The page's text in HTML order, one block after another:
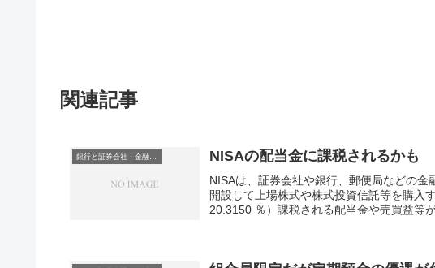
関連記事
銀行と証券会社・金融商品 NISAの配当金に課税されるかも
NISAは、証券会社や銀行、郵便局などの
開設して上場株式や株式投資信託等を購入
20.3150 ％）課税される配当金や売買益等